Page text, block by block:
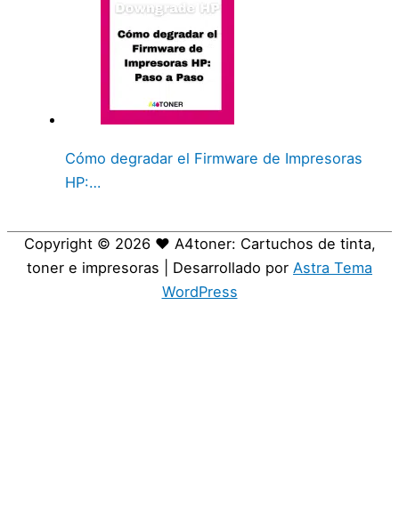
Cómo degradar el Firmware de Impresoras
HP:…
Copyright © 2026 ❤️ A4toner: Cartuchos de tinta,
toner e impresoras | Desarrollado por Astra Tema
WordPress